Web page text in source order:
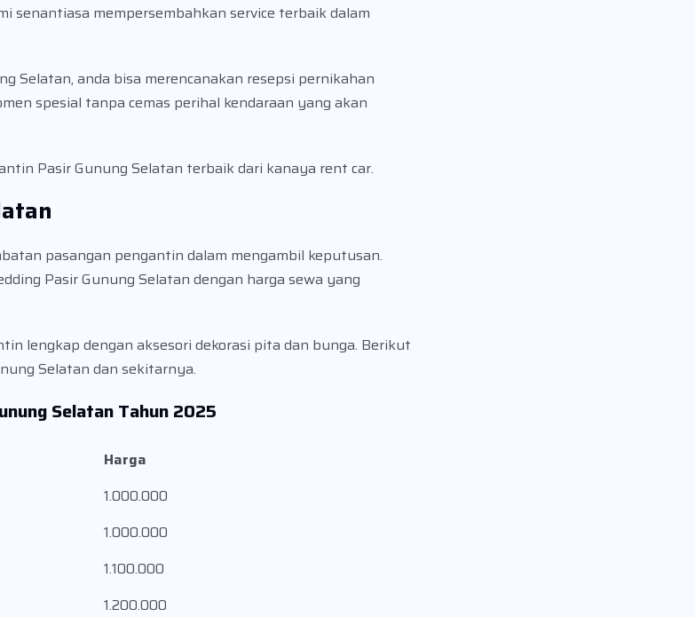
senantiasa mempersembahkan service terbaik dalam
Selatan, anda bisa merencanakan resepsi pernikahan
spesial tanpa cemas perihal kendaraan yang akan
Pasir Gunung Selatan terbaik dari kanaya rent car.
pasangan pengantin dalam mengambil keputusan.
Pasir Gunung Selatan dengan harga sewa yang
lengkap dengan aksesori dekorasi pita dan bunga. Berikut
Selatan dan sekitarnya.
Selatan Tahun 2025
Harga
1.000.000
1.000.000
1.100.000
1.200.000